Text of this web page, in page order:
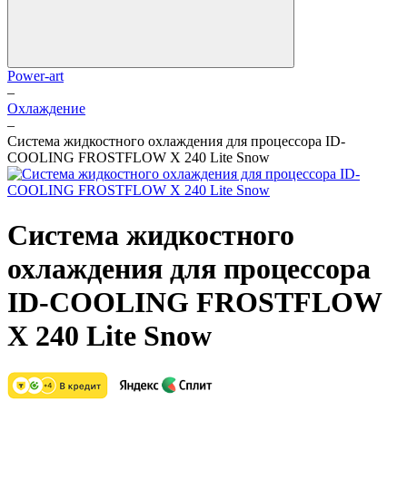
Power-art
–
Охлаждение
–
Система жидкостного охлаждения для процессора ID-
COOLING FROSTFLOW X 240 Lite Snow
Система жидкостного
охлаждения для процессора
ID-COOLING FROSTFLOW
X 240 Lite Snow